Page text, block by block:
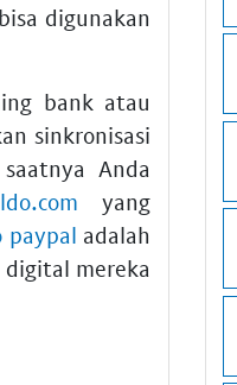
digunakan
bank atau
sinkronisasi
Anda
yang
paypal adalah
mereka